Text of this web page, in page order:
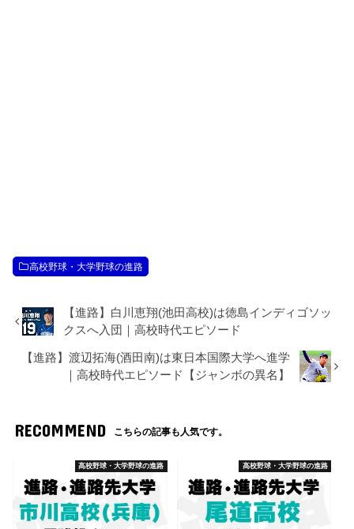
高校野球・大学野球の進路
【進路】白川恵翔(池田高校)は徳島インディゴソッ
クスへ入団｜高校時代エピソード
【進路】渡辺拓海(酒田南)は東日本国際大学へ進学
｜高校時代エピソード【ジャンボの異名】
RECOMMEND こちらの記事も人気です。
高校野球・大学野球の進路 高校野球・大学野球の進路